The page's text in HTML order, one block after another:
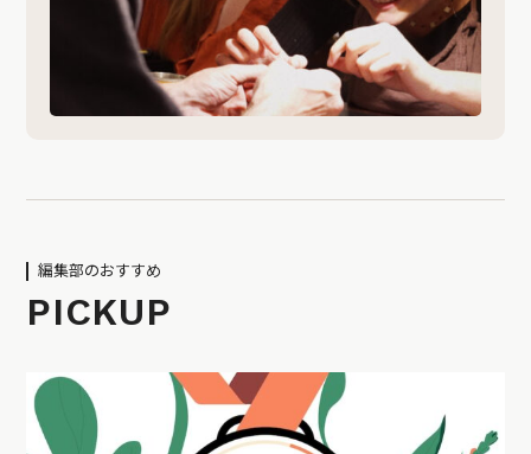
編集部のおすすめ
PICKUP